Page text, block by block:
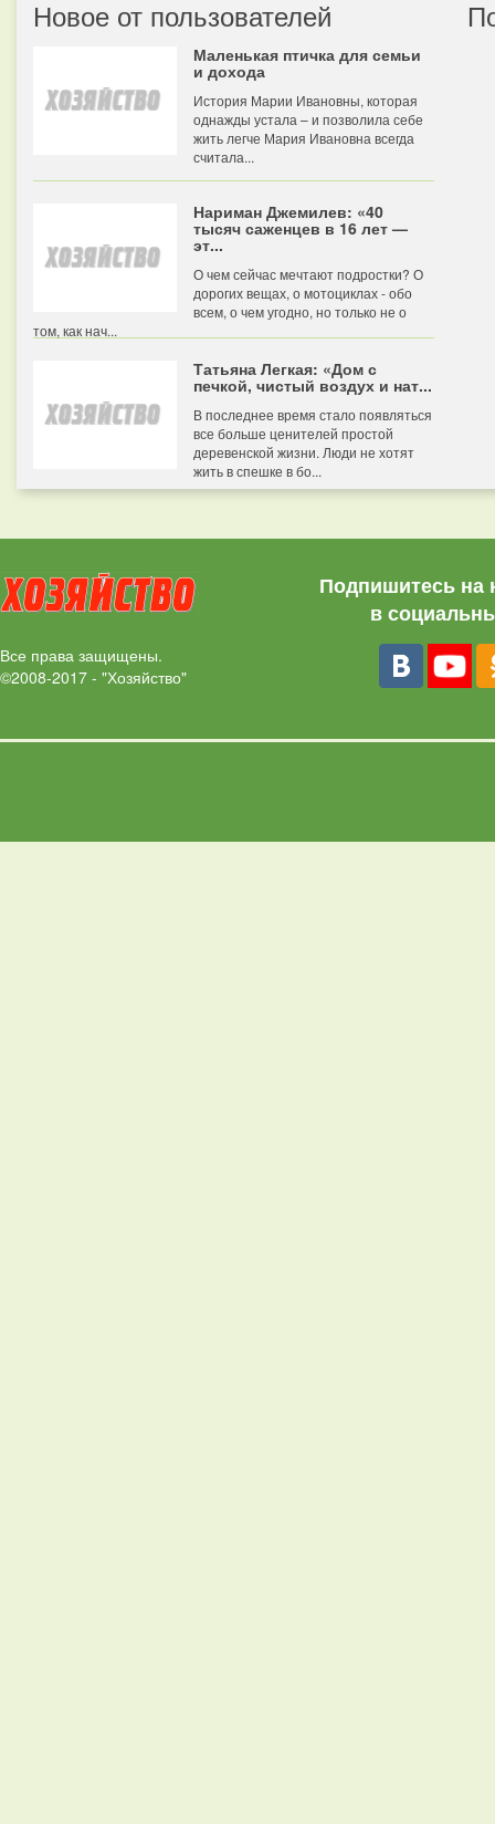
Новое от пользователей
Маленькая птичка для семьи
и дохода
История Марии Ивановны, которая
однажды устала – и позволила себе
жить легче Мария Ивановна всегда
считала...
Нариман Джемилев: «40
тысяч саженцев в 16 лет —
эт...
О чем сейчас мечтают подростки? О
дорогих вещах, о мотоциклах - обо
всем, о чем угодно, но только не о
том, как нач...
Татьяна Легкая: «Дом с
печкой, чистый воздух и нат...
В последнее время стало появляться
все больше ценителей простой
деревенской жизни. Люди не хотят
жить в спешке в бо...
Все права защищены.
©2008-2017 - "Хозяйство"
Подпишитесь на
в